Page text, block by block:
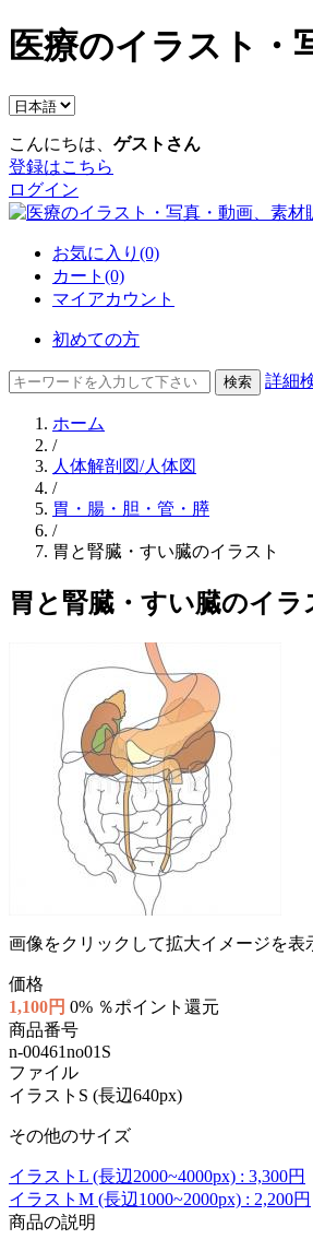
医療のイラスト・
こんにちは、 ゲストさん
登録はこちら
ログイン
お気に入り(0)
カート(0)
マイアカウント
初めての方
詳細
ホーム
/
人体解剖図/人体図
/
胃・腸・胆・管・膵
/
胃と腎臓・すい臓のイラスト
胃と腎臓・すい臓のイラ
画像をクリックして拡大イメージを表
価格
1,100円 0% ％ポイント還元
商品番号
n-00461no01S
ファイル
イラストS (長辺640px)
その他のサイズ
イラストL (長辺2000~4000px) : 3,300円
イラストM (長辺1000~2000px) : 2,200円
商品の説明